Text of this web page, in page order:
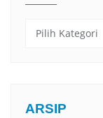
Kategori
ARSIP